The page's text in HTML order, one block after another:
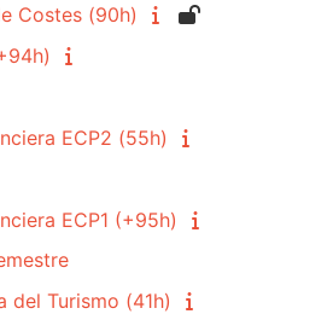
Costes (90h)
ECP2 (55h)
ECP1 (+95h)
del Turismo (41h)